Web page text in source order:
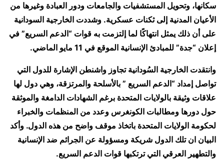
سكانها، وتحويل المستشفيات والجامعات ودور العبادة وغيرها من
الأعيان المدنية إلى ثكنات عسكرية. وشددت الخارجية السودانية
على أن ذلك يمثل انتهاكًا لما إلتزمت به قوات “الدعم السريع” في
إعلان “جدة” للمبادئ الإنسانية الموقع في 11 مايو الماضي.
وانتقدت الخارجية السُودانية تجاوز واشنطن الإشارة للدول التي
تواصل إمداد “الدعم السريع ” بالأسلحة والمرتزقة، وهي دول لها
علاقات وثيقة بالولايات المتحدة برغم الشهادات الدامغة والموثقة
حول دورها ومطالبات الكونغرس وعدد من المنظمات والخبراء
لحكومة الولايات المتحدة باتخاذ موقف واضح من هذه الدول. وأكد
البيان ان تلك الدول شريكة ومسؤولة عن الجرائم ضد الإنسانية
والتطهير العرقي التي ترتكبها قوات الدعم السريع.